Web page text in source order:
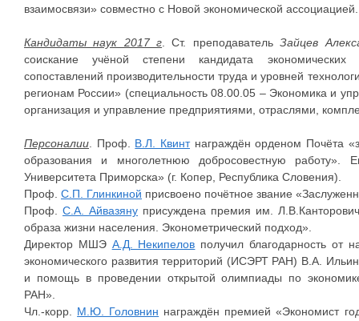
взаимосвязи» совместно с Новой экономической ассоциацией.
Кандидаты наук 2017 г . Ст. преподавательЗайцев
соискание учёной степени кандидата экономических
сопоставлений производительности труда и уровней
регионам России» (специальность 08.00.05 – Экономика и
организация и управление предприятиями, отраслями,
Персоналии . Проф. В.Л. Квинтнаграждён орденом Почёта
образования и многолетнюю добросовестную работу».
Университета Приморска» (г. Копер, Республика Словения).
Проф. С.П. Глинкиной присвоено почётное звание
Проф. С.А. Айвазяну присуждена премия им.
образа жизни населения. Эконометрический подход».
Директор МШЭ А.Д. Некипелов получил благодарность от
экономического развития территорий (ИСЭРТ РАН) В.А.
и помощь в проведении открытой олимпиады по
РАН».
Чл.-корр. М.Ю. Головнин награждён премией «Экономист